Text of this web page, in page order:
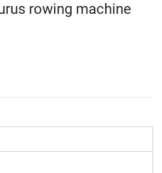
rowing machine